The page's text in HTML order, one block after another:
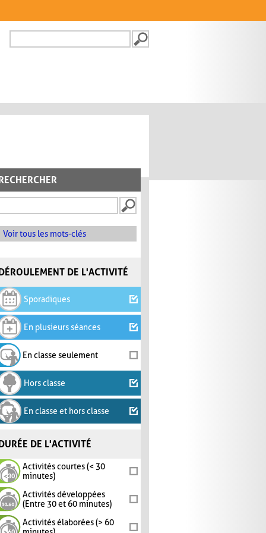
FORMULAIRE DE
Voir tous les mots-clés
DE L'ACTIVITÉ
Sporadiques
En plusieurs séances
En classe seulement
Hors classe
En classe et hors classe
DE L'ACTIVITÉ
Activités courtes (< 30
minutes)
Activités développées
(Entre 30 et 60 minutes)
Activités élaborées (> 60